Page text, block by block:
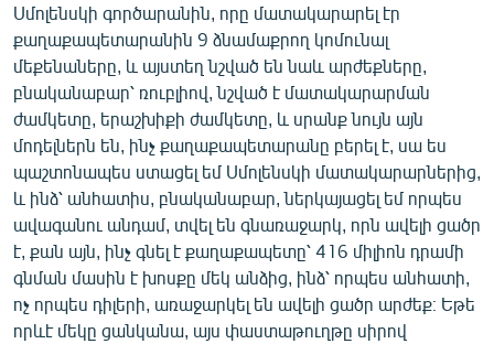
Հայերեն
English
Русский
ՀԵՏԵՎԵՔ ՄԵԶ
«Ազատության» բոլոր կայքերը
Սմոլենսկի գործարանին, որը մատակարարել էր
քաղաքապետարանին 9 ձնամաքրող կոմունալ
մեքենաները, և այստեղ նշված են նաև արժեքները,
բնականաբար՝ ռուբլիով, նշված է մատակարարման
ժամկետը, երաշխիքի ժամկետը, և սրանք նույն այն
մոդելներն են, ինչ քաղաքապետարանը բերել է, սա ես
պաշտոնապես ստացել եմ Սմոլենսկի մատակարարներից,
և ինձ՝ անհատիս, բնականաբար, ներկայացել եմ որպես
ավագանու անդամ, տվել են գնառաջարկ, որն ավելի ցածր
է, քան այն, ինչ գնել է քաղաքապետը՝ 416 միլիոն դրամի
գնման մասին է խոսքը մեկ անձից, ինձ՝ որպես անհատի,
ոչ որպես դիլերի, առաջարկել են ավելի ցածր արժեք։ Եթե
որևէ մեկը ցանկանա, այս փաստաթուղթը սիրով